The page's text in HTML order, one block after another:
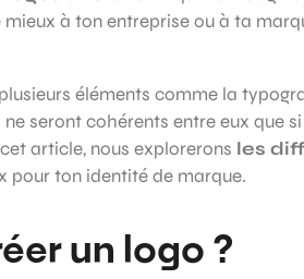
à ton entreprise ou à ta
éléments comme la
seront cohérents entre eux que
article, nous explorerons les
pour ton identité de marque.
un logo ?